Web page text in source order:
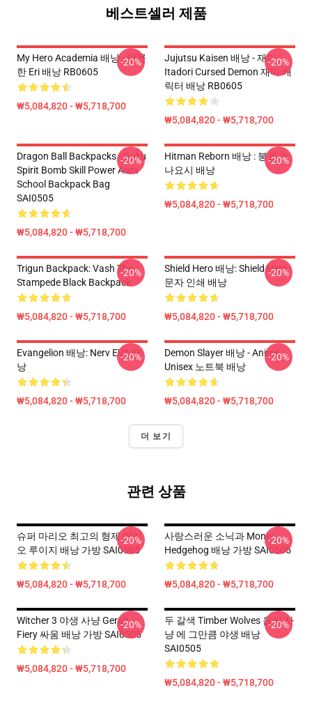
베스트셀러 제품
My Hero Academia 배낭 - 달콤
한 Eri 배낭 RB0605
₩5,084,820 - ₩5,718,700
-20%
Jujutsu Kaisen 배낭 - 재미
Itadori Cursed Demon 재미 캐
릭터 배낭 RB0605
₩5,084,820 - ₩5,718,700
-20%
Dragon Ball Backpacks - Goku
Spirit Bomb Skill Power Aura
School Backpack Bag
SAI0505
₩5,084,820 - ₩5,718,700
-20%
Hitman Reborn 배낭 : 붕올 츠
나요시 배낭
₩5,084,820 - ₩5,718,700
-20%
Trigun Backpack: Vash The
Stampede Black Backpack
₩5,084,820 - ₩5,718,700
-20%
Shield Hero 배낭: Shield Hero
문자 인쇄 배낭
₩5,084,820 - ₩5,718,700
-20%
Evangelion 배낭: Nerv EVA 배
낭
₩5,084,820 - ₩5,718,700
-20%
Demon Slayer 배낭 - Anime
Unisex 노트북 배낭
₩5,084,820 - ₩5,718,700
-20%
더 보기
관련 상품
슈퍼 마리오 최고의 형제 마리
오 루이지 배낭 가방 SAI0505
₩5,084,820 - ₩5,718,700
-20%
사랑스러운 소닉과 Monty
Hedgehog 배낭 가방 SAI0505
₩5,084,820 - ₩5,718,700
-20%
Witcher 3 야생 사냥 Geralt
Fiery 싸움 배낭 가방 SAI0505
₩5,084,820 - ₩5,718,700
-20%
두 갈색 Timber Wolves 음식 사
냥 에 그만큼 야생 배낭
SAI0505
₩5,084,820 - ₩5,718,700
-20%